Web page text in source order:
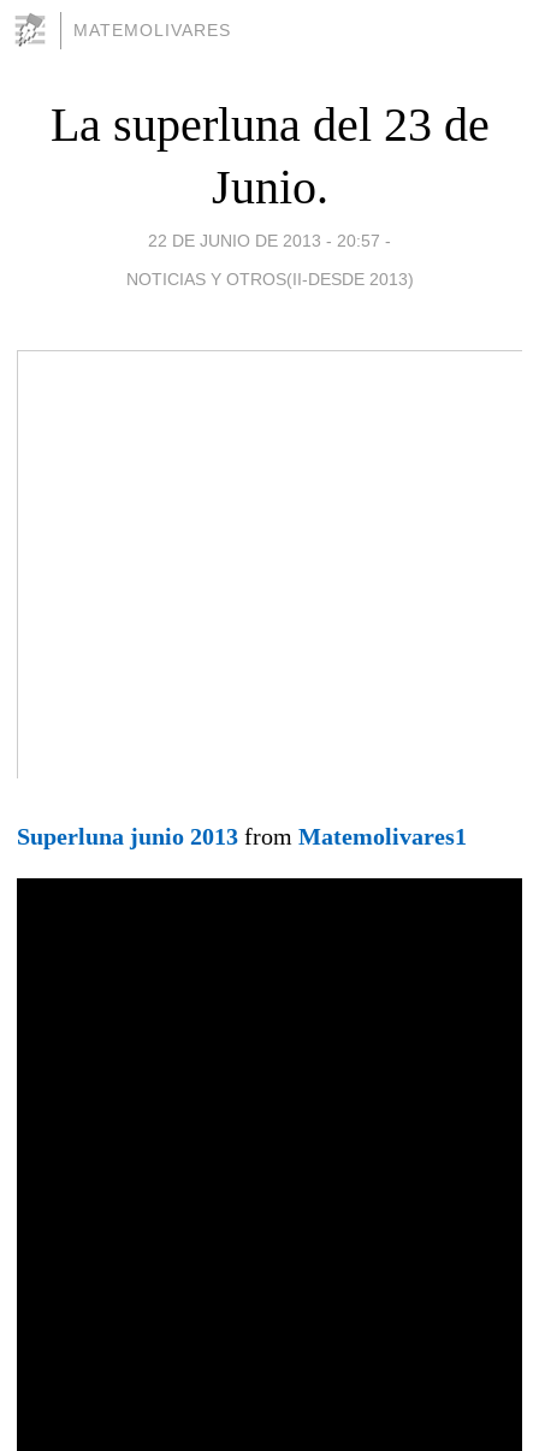
MATEMOLIVARES
La superluna del 23 de
Junio.
22 DE JUNIO DE 2013 - 20:57 -
NOTICIAS Y OTROS(II-DESDE 2013)
Superluna junio 2013 from Matemolivares1